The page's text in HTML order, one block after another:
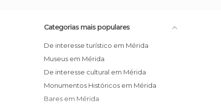
Categorias mais populares
De interesse turístico em Mérida
Museus em Mérida
De interesse cultural em Mérida
Monumentos Históricos em Mérida
Bares em Mérida